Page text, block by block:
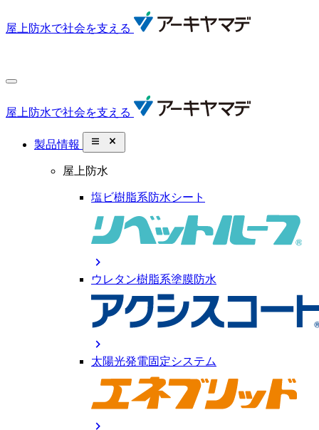
屋上防水で社会を支える
屋上防水で社会を支える
製品情報 close_small
屋上防水
塩ビ樹脂系防水シート
chevron_right
ウレタン樹脂系塗膜防水
chevron_right
太陽光発電固定システム
chevron_right